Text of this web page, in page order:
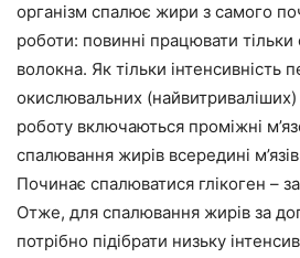
організм спалює жири з самого
роботи: повинні працювати тільки
волокна. Як тільки інтенсивність
окислювальних (найвитриваліших)
роботу включаються проміжні
спалювання жирів всередині
Починає спалюватися глікоген –
Отже, для спалювання жирів за
потрібно підібрати низьку